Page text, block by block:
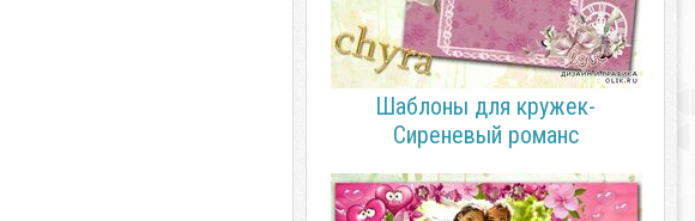
Шаблоны для кружек-
Сиреневый романс